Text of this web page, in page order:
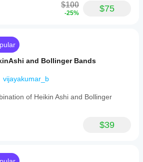
$100
-25% $75
and Bollinger Bands
vijayakumar_b
of Heikin Ashi and Bollinger
$39